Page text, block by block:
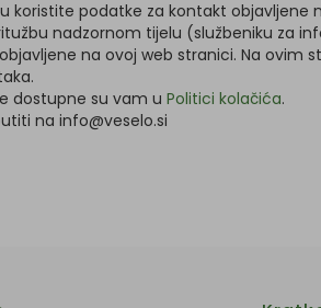
koristite podatke za kontakt
nadzornom tijelu (službeniku za
na ovoj web stranici. Na
dostupne su vam u Politici kolačića.
na info@veselo.si